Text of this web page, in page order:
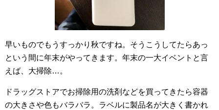
早いものでもうすっかり秋ですね。そうこうしてたらあっ
という間に年末がやってきます。年末の一大イベントと言
えば、大掃除…。
ドラッグストアでお掃除用の洗剤などを買ってきたら容器
の大きさや色もバラバラ。ラベルに製品名が大きく書かれ